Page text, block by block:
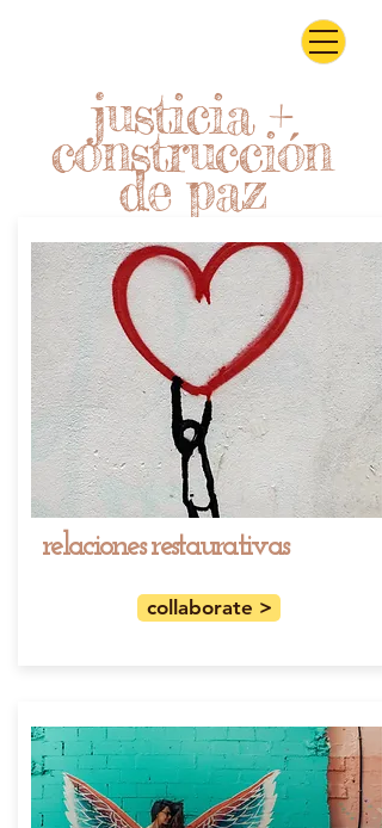
justicia +
construcción
de paz
relaciones restaurativas
collaborate >